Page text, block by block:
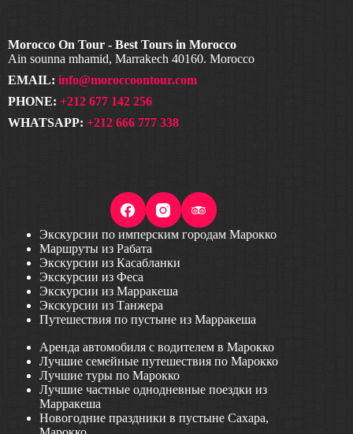
Morocco On Tour - Best Tours in Morocco
Ain sounna mhamid, Marrakech 40160. Morocco
EMAIL: info@moroccoontour.com
PHONE: +212 677 142 256
WHATSAPP: +212 666 777 338
Экскурсии по имперским городам Марокко
Маршруты из Рабата
Экскурсии из Касабланки
Экскурсии из Феса
Экскурсии из Марракеша
Экскурсии из Танжера
Путешествия по пустыне из Марракеша
Аренда автомобиля с водителем в Марокко
Лучшие семейные путешествия по Марокко
Лучшие туры по Марокко
Лучшие частные однодневные поездки из
Марракеша
Новогодние праздники в пустыне Сахара,